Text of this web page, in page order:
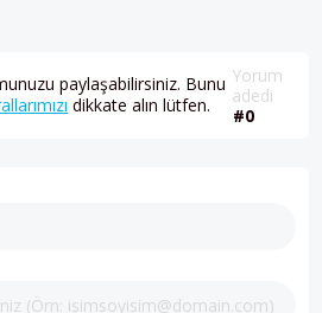
paylaşabilirsiniz. Bunu
dikkate alın lütfen.
Yorum
adedi
#0